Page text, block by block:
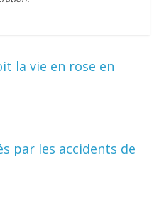
la vie en rose en
par les accidents de